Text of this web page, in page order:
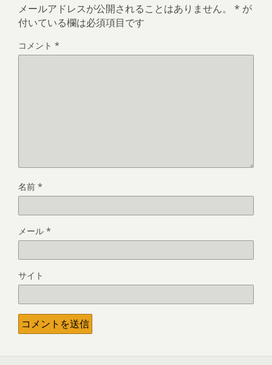
メールアドレスが公開されることはありません。 * が
付いている欄は必須項目です
コメント *
名前 *
メール *
サイト